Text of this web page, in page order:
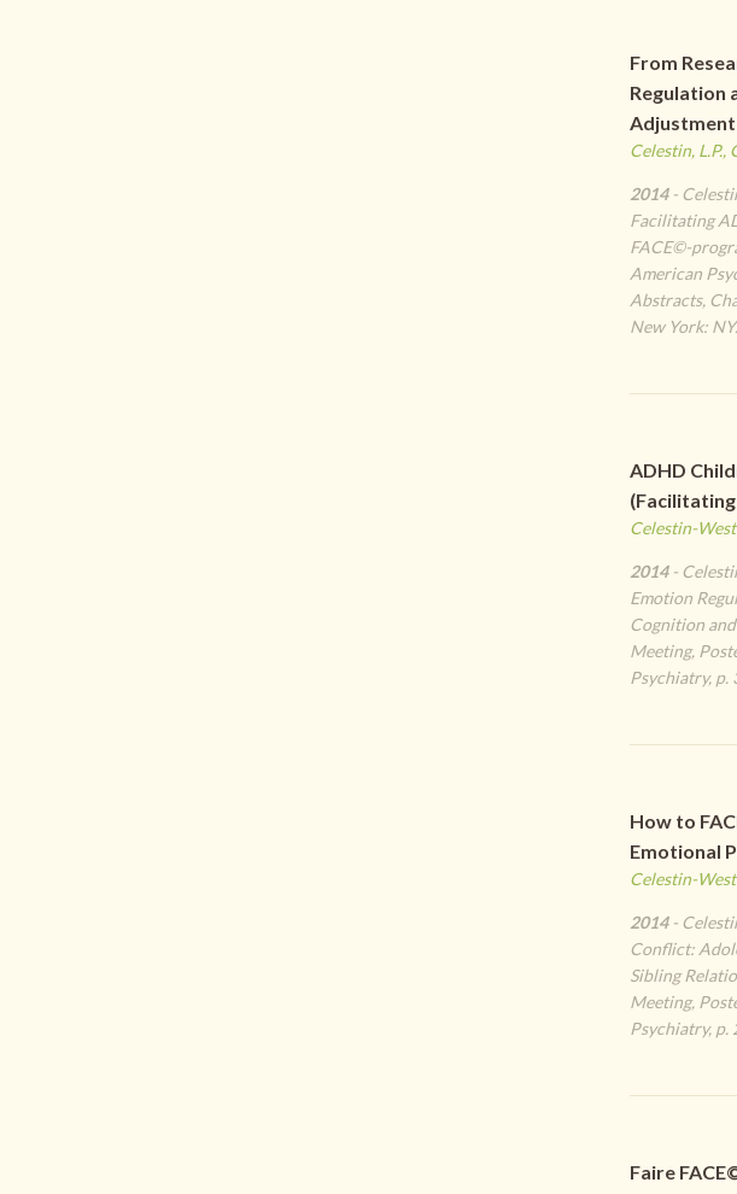
From
Regulation
Celestin, L.P.,
2014-
Facilitating
FACE©-
American
Abstracts,
New York: NY.
ADHD
Celestin-
2014-
Emotion
Cognition
Meeting,
Psychiatry, p.
How to
Emotional
Celestin-
2014-
Conflict:
Sibling
Meeting,
Psychiatry, p.
Faire